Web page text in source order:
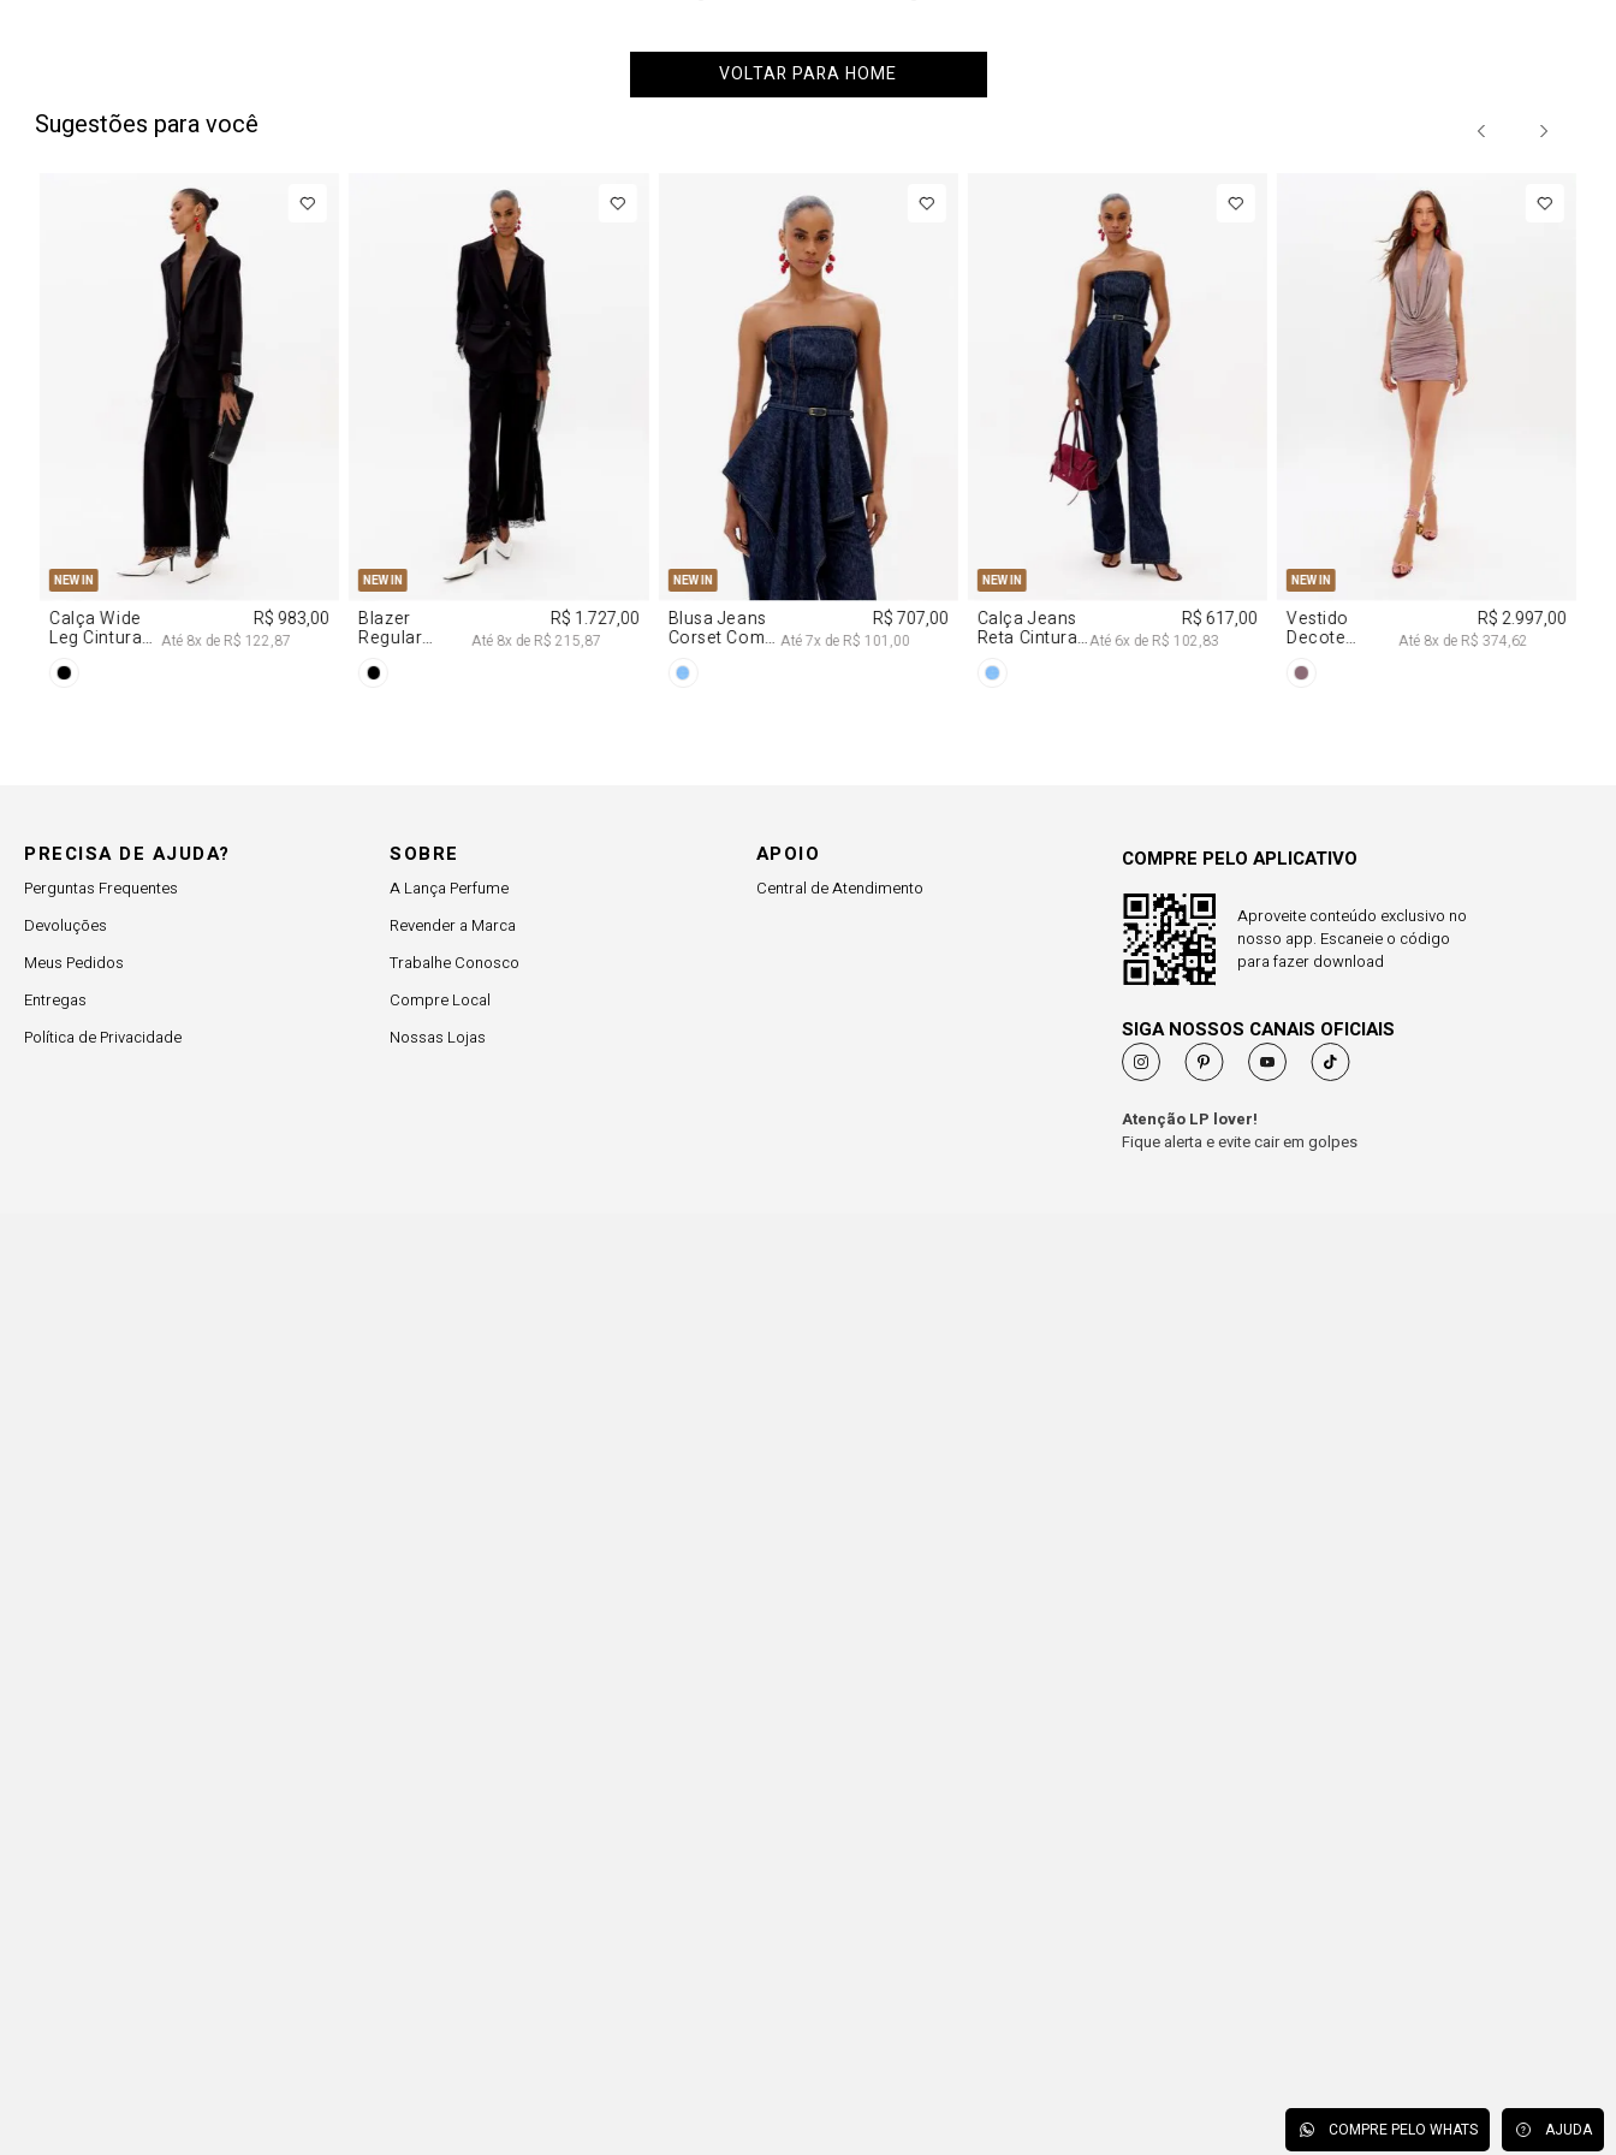
COMPRE PELO WHATS AJUDA
VOLTAR PARA HOME
Sugestões para você
NEW IN
Blazer
Regular
Acetinado
R$ 1.777,00
Até8x deR$ 222,12
NEW IN
Calça Jeans
Barrel
Média
R$ 863,00
Até8x deR$ 107,87
NEW IN
Colete
Alfaiataria
R$ 863,00
Até8x deR$ 107,87
NEW IN
Blazer Slim
Com Linho
R$ 1.297,00
Até8x deR$ 162,12
R$ 863,00
Até8x de
PRECISA DE AJUDA?
Perguntas Frequentes
Devoluções
Meus Pedidos
Entregas
Política de Privacidade
SOBRE
A Lança Perfume
Revender a Marca
Trabalhe Conosco
Compre Local
Nossas Lojas
APOIO
Central de Atendimento
COMPRE PELO APLICATIVO
Aproveite conteúdo exclusivo no
nosso app. Escaneie o código
para fazer download
SIGA NOSSOS CANAIS OFICIAIS
Atenção LP lover!
Fique alerta e evite cair em golpes